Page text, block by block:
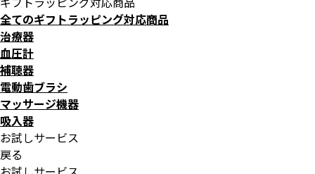
全てのギフトラッピング対応商品
治療器
血圧計
補聴器
電動歯ブラシ
マッサージ機器
吸入器
お試しサービス
戻る